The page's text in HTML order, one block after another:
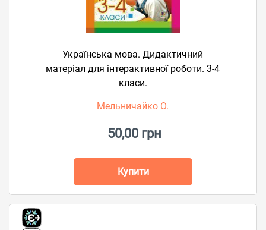
Українська мова. Дидактичний
матеріал для інтерактивної роботи. 3-4
класи.
Мельничайко О.
50,00 грн
Купити